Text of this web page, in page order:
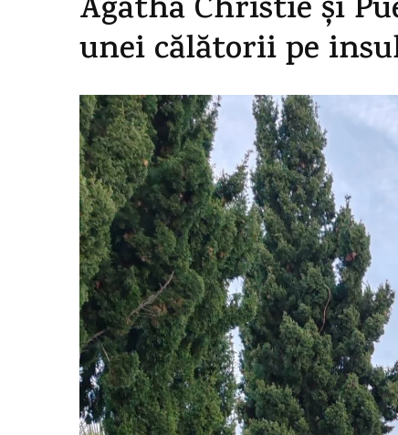
Agatha Christie și
unei călătorii pe